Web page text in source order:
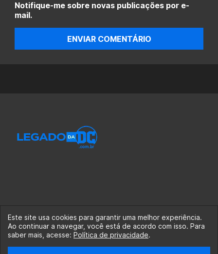
Notifique-me sobre novas publicações por e-
mail.
ENVIAR COMENTÁRIO
© 2020-2026 Legado da DC, uma empresa da Legado
Enterprises.
Este site usa cookies para garantir uma melhor experiência.
Ao continuar a navegar, você está de acordo com isso. Para
saber mais, acesse: Política de privacidade.